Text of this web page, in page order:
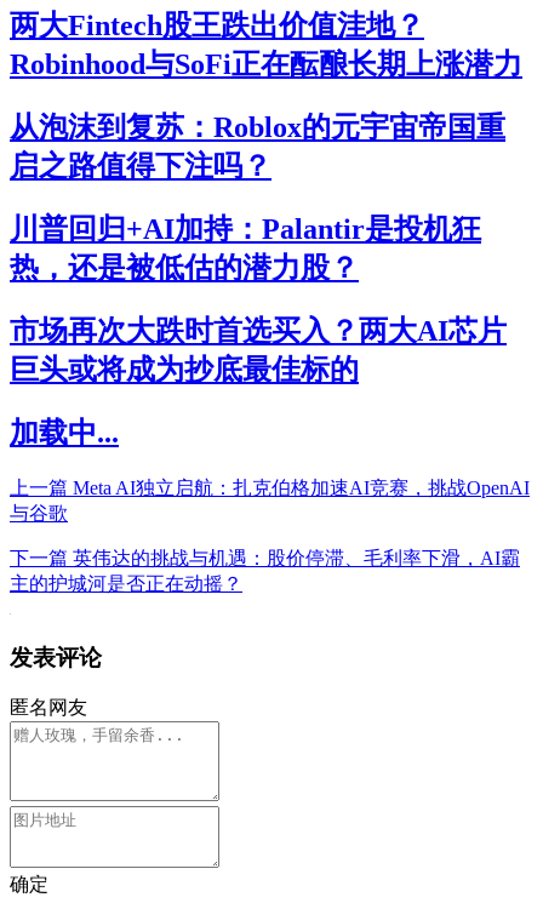
两大Fintech股王跌出价值洼地？
Robinhood与SoFi正在酝酿长期上涨潜力
从泡沫到复苏：Roblox的元宇宙帝国重
启之路值得下注吗？
川普回归+AI加持：Palantir是投机狂
热，还是被低估的潜力股？
市场再次大跌时首选买入？两大AI芯片
巨头或将成为抄底最佳标的
加载中...
上一篇 Meta AI独立启航：扎克伯格加速AI竞赛，挑战OpenAI
与谷歌
下一篇 英伟达的挑战与机遇：股价停滞、毛利率下滑，AI霸
主的护城河是否正在动摇？
发表评论
匿名网友
确定